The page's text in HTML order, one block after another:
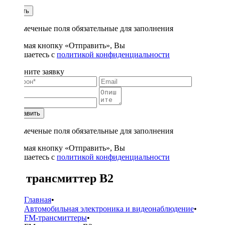
Купить
* - отмеченые поля обязательные для заполнения
Нажимая кнопку «Отправить», Вы
соглашаетесь с политикой конфиденциальности
Заполните заявку
Отправить
* - отмеченые поля обязательные для заполнения
Нажимая кнопку «Отправить», Вы
соглашаетесь с политикой конфиденциальности
FM трансмиттер B2
Главная•
Автомобильная электроника и видеонаблюдение•
FM-трансмиттеры•